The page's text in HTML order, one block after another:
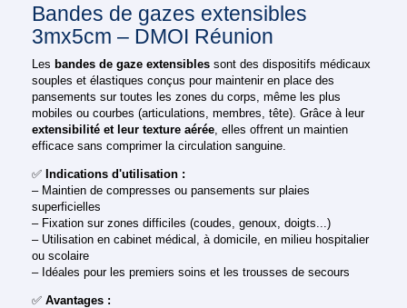
Bandes de gazes extensibles
3mx5cm – DMOI Réunion
Les bandes de gaze extensibles sont des dispositifs médicaux
souples et élastiques conçus pour maintenir en place des
pansements sur toutes les zones du corps, même les plus
mobiles ou courbes (articulations, membres, tête). Grâce à leur
extensibilité et leur texture aérée , elles offrent un maintien
efficace sans comprimer la circulation sanguine.
✅ Indications d'utilisation :
– Maintien de compresses ou pansements sur plaies
superficielles
– Fixation sur zones difficiles (coudes, genoux, doigts...)
– Utilisation en cabinet médical, à domicile, en milieu hospitalier
ou scolaire
– Idéales pour les premiers soins et les trousses de secours
✅ Avantages :